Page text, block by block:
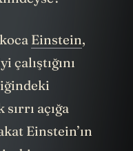
Einstein,
açığa
Einstein’ın